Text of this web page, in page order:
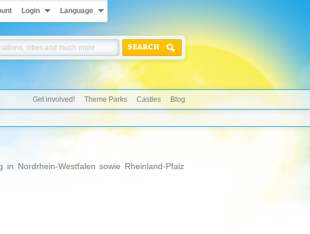
Login Language
SEARCH
Get involved! Theme Parks Castles Blog
Nordrhein-Westfalen sowie Rheinland-Pfalz